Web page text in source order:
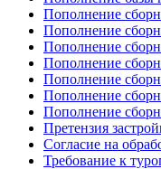
Пополнение
Пополнение
Пополнение
Пополнение
Пополнение
Пополнение
Пополнение
Претензия
Согласие на
Требование к